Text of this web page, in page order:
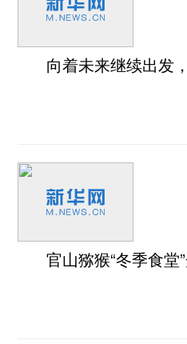
向着未来继续出发
官山猕猴“冬季食堂